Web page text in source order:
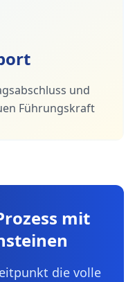
und
Führungskraft
mit
die volle